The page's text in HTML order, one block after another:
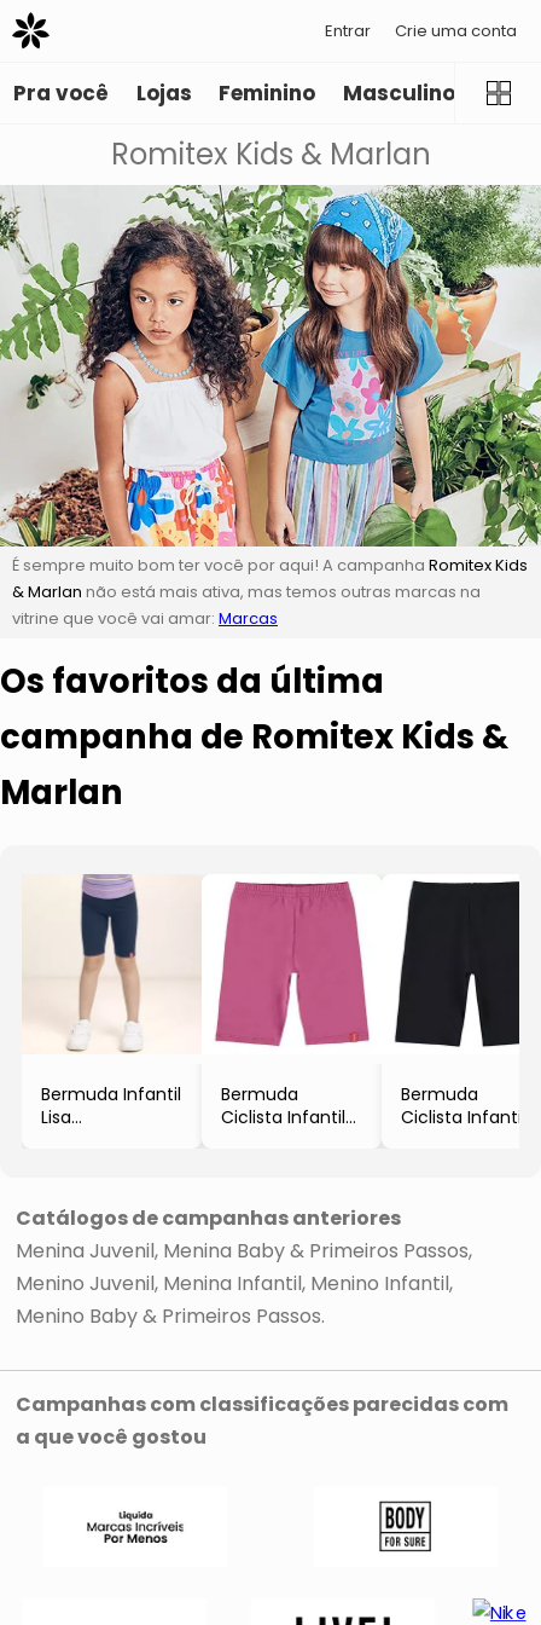
Entrar Crie uma conta
Pra você Lojas Feminino Masculino
Romitex Kids & Marlan
É sempre muito bom ter você por aqui! A campanha Romitex Kids
& Marlan não está mais ativa, mas temos outras marcas na
vitrine que você vai amar: Marcas
Os favoritos da última
campanha de Romitex Kids &
Marlan
Bermuda Infantil
Lisa
Bermuda
Ciclista Infantil
Bermuda
Ciclista Infantil
Catálogos de campanhas anteriores
Menina Juvenil Menina Baby & Primeiros Passos
Menino Juvenil Menina Infantil Menino Infantil
Menino Baby & Primeiros Passos
Campanhas com classificações parecidas com
a que você gostou